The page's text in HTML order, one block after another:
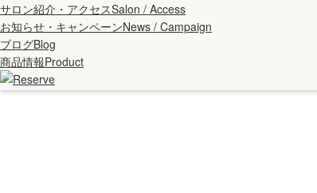
サロン紹介・アクセスSalon / Access
お知らせ・キャンペーンNews / Campaign
ブログBlog
商品情報Product